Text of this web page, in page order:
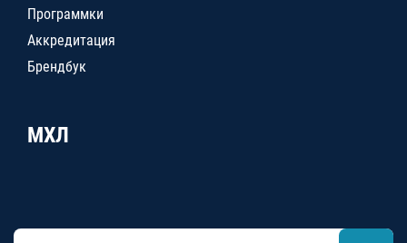
Программки
Аккредитация
Брендбук
МХЛ